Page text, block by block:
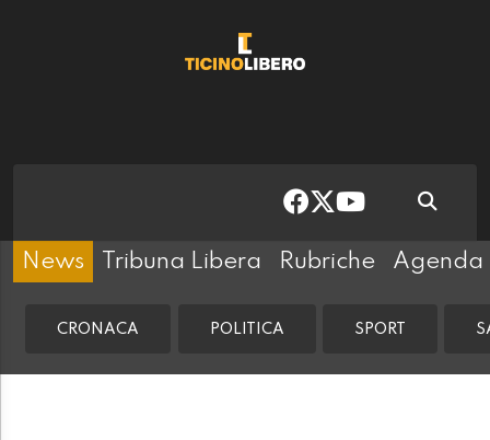
News Tribuna Libera Rubriche Agenda
CRONACA POLITICA SPORT